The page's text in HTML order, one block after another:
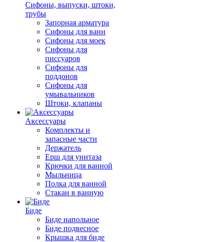
Сифоны, выпуски, штоки,
трубы
Запорная арматура
Сифоны для ванн
Сифоны для моек
Сифоны для
писсуаров
Сифоны для
поддонов
Сифоны для
умывальников
Штоки, клапаны
Аксессуары
Комплекты и
запасные части
Держатель
Ерш для унитаза
Крючки для ванной
Мыльница
Полка для ванной
Стакан в ванную
Биде
Биде напольное
Биде подвесное
Крышка для биде